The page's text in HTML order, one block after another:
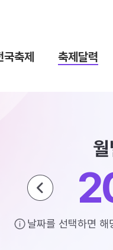
국축제 축제달력
날짜를 선택하면